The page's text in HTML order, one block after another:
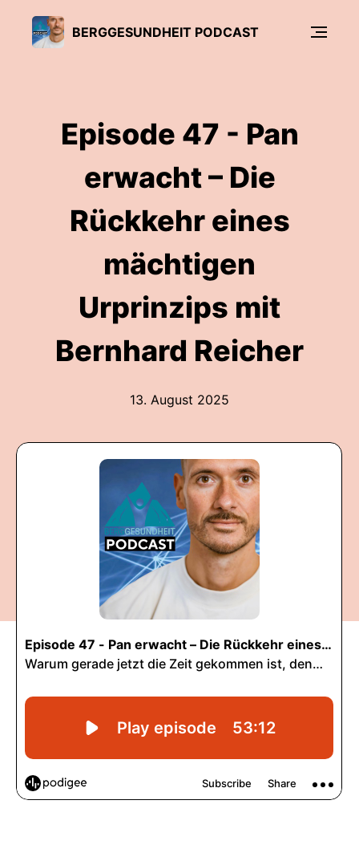
BERGGESUNDHEIT PODCAST
Episode 47 - Pan
erwacht – Die
Rückkehr eines
mächtigen
Urprinzips mit
Bernhard Reicher
13. August 2025